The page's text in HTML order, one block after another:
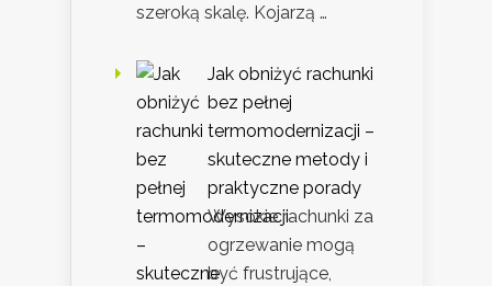
szeroką skalę. Kojarzą …
Jak obniżyć rachunki
bez pełnej
termomodernizacji –
skuteczne metody i
praktyczne porady
Wysokie rachunki za
ogrzewanie mogą
być frustrujące,